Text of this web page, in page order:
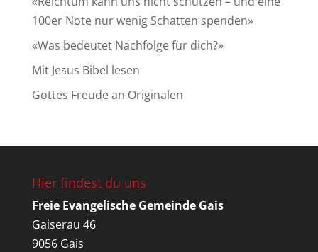
100er Note nur wenig Schatten spenden»
«Was bedeutet Nachfolge für dich?»
Mit Jesus Bibel lesen
Gottes Freude an Originalen
Hier findest du uns
Freie Evangelische Gemeinde Gais
Gaiserau 46
9056 Gais